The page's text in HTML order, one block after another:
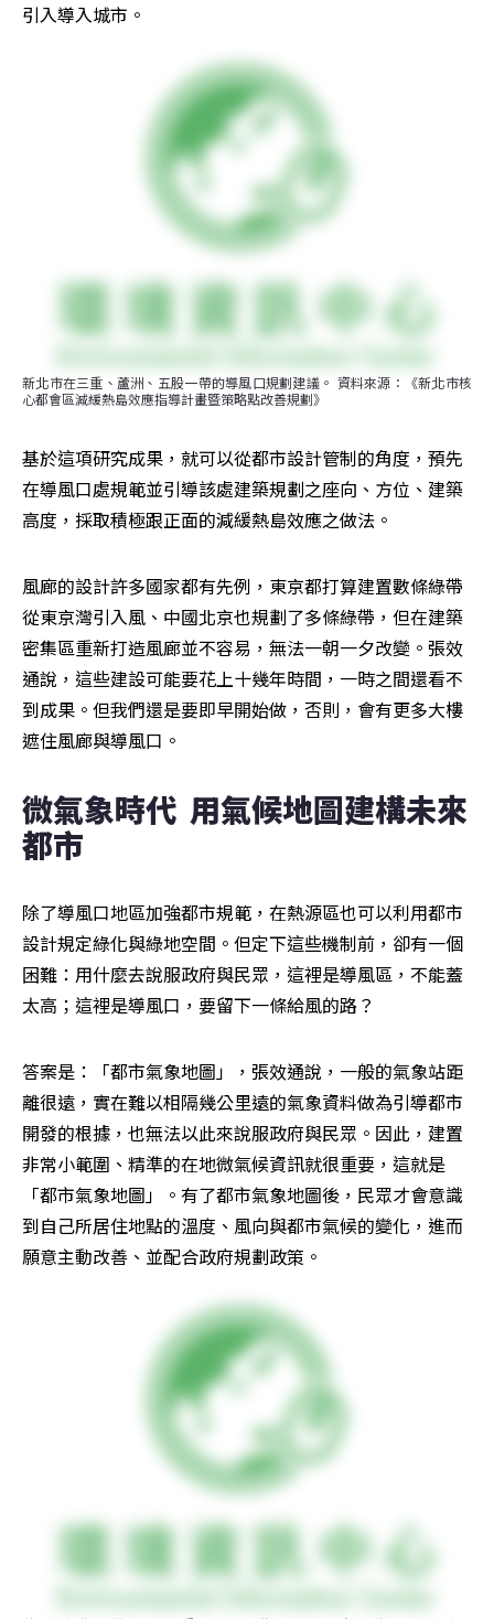
引入導入城市。
新北市在三重、蘆洲、五股一帶的導風口規劃建議。 資料來源：《新北市核
心都會區減緩熱島效應指導計畫暨策略點改善規劃》
基於這項研究成果，就可以從都市設計管制的角度，預先
在導風口處規範並引導該處建築規劃之座向、方位、建築
高度，採取積極跟正面的減緩熱島效應之做法。
風廊的設計許多國家都有先例，東京都打算建置數條綠帶
從東京灣引入風、中國北京也規劃了多條綠帶，但在建築
密集區重新打造風廊並不容易，無法一朝一夕改變。張效
通說，這些建設可能要花上十幾年時間，一時之間還看不
到成果。但我們還是要即早開始做，否則，會有更多大樓
遮住風廊與導風口。
微氣象時代  用氣候地圖建構未來
都市
除了導風口地區加強都市規範，在熱源區也可以利用都市
設計規定綠化與綠地空間。但定下這些機制前，卻有一個
困難：用什麼去說服政府與民眾，這裡是導風區，不能蓋
太高；這裡是導風口，要留下一條給風的路？
答案是：「都市氣象地圖」，張效通說，一般的氣象站距
離很遠，實在難以相隔幾公里遠的氣象資料做為引導都市
開發的根據，也無法以此來說服政府與民眾。因此，建置
非常小範圍、精準的在地微氣候資訊就很重要，這就是
「都市氣象地圖」。有了都市氣象地圖後，民眾才會意識
到自己所居住地點的溫度、風向與都市氣候的變化，進而
願意主動改善、並配合政府規劃政策。